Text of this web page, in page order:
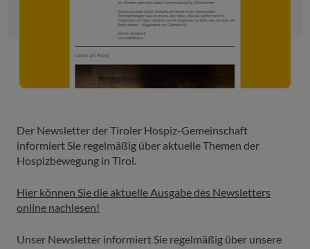
Der Newsletter der Tiroler Hospiz-Gemeinschaft
informiert Sie regelmäßig über aktuelle Themen der
Hospizbewegung in Tirol.
Hier können Sie die aktuelle Ausgabe des Newsletters
online nachlesen!
Unser Newsletter informiert Sie regelmäßig über unsere